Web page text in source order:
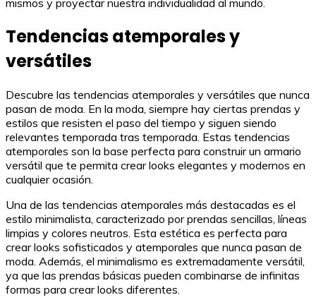
mismos y proyectar nuestra individualidad al mundo.
Tendencias atemporales y
versátiles
Descubre las tendencias atemporales y versátiles que nunca
pasan de moda. En la moda, siempre hay ciertas prendas y
estilos que resisten el paso del tiempo y siguen siendo
relevantes temporada tras temporada. Estas tendencias
atemporales son la base perfecta para construir un armario
versátil que te permita crear looks elegantes y modernos en
cualquier ocasión.
Una de las tendencias atemporales más destacadas es el
estilo minimalista, caracterizado por prendas sencillas, líneas
limpias y colores neutros. Esta estética es perfecta para
crear looks sofisticados y atemporales que nunca pasan de
moda. Además, el minimalismo es extremadamente versátil,
ya que las prendas básicas pueden combinarse de infinitas
formas para crear looks diferentes.